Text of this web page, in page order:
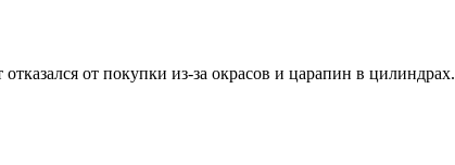
от покупки из-за окрасов и царапин в цилиндрах.